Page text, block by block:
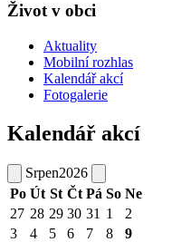
Život v obci
Aktuality
Mobilní rozhlas
Kalendář akcí
Fotogalerie
Kalendář akcí
Srpen2026
Po Út St Čt Pá So Ne
27 28 29 30 31 1
2
3
4 5 6 7 8
9